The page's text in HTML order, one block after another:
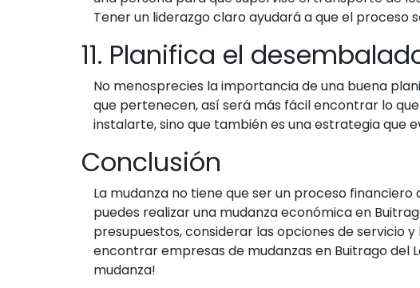
Tener un liderazgo claro ayudará a que el proceso
11. Planifica el
No menosprecies la importancia de una buena
que pertenecen, así será más fácil encontrar lo
instalarte, sino que también es una estrategia que
Conclusión
La mudanza no tiene que ser un proceso
puedes realizar una mudanza económica en
presupuestos, considerar las opciones de servicio
encontrar empresas de mudanzas en Buitrago del
mudanza!